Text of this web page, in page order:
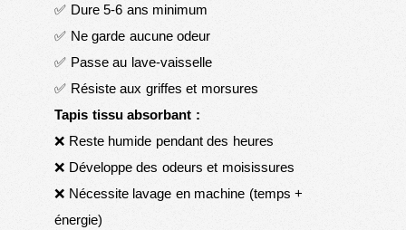
✅ Dure 5-6 ans minimum
✅ Ne garde aucune odeur
✅ Passe au lave-vaisselle
✅ Résiste aux griffes et morsures
Tapis tissu absorbant :
❌ Reste humide pendant des heures
❌ Développe des odeurs et moisissures
❌ Nécessite lavage en machine (temps +
énergie)